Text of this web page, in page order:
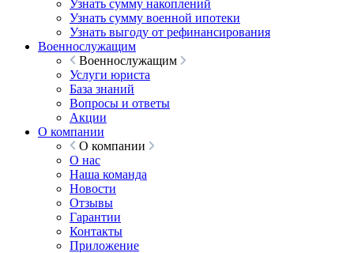
Узнать сумму накоплений
Узнать сумму военной ипотеки
Узнать выгоду от рефинансирования
Военнослужащим
Военнослужащим
Услуги юриста
База знаний
Вопросы и ответы
Акции
О компании
О компании
О нас
Наша команда
Новости
Отзывы
Гарантии
Контакты
Приложение